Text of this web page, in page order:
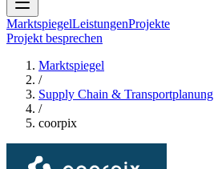
MarktspiegelLeistungenProjekte
Projekt besprechen
Marktspiegel
/
Supply Chain & Transportplanung
/
coorpix